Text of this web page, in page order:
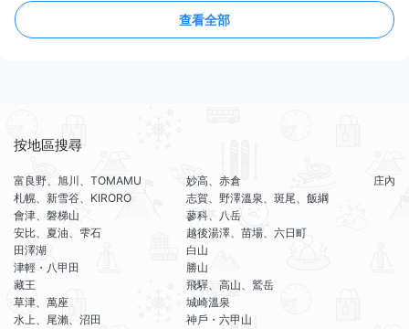
查看全部
按地區搜尋
富良野、旭川、TOMAMU
札幌、新雪谷、KIRORO
會津、磐梯山
安比、夏油、雫石
田澤湖
津輕・八甲田
藏王
草津、萬座
水上、尾瀨、沼田
妙高、赤倉
志賀、野澤溫泉、斑尾、飯綱
蓼科、八岳
越後湯澤、苗場、六日町
白山
勝山
飛驒、高山、鷲岳
城崎溫泉
神戶・六甲山
庄內